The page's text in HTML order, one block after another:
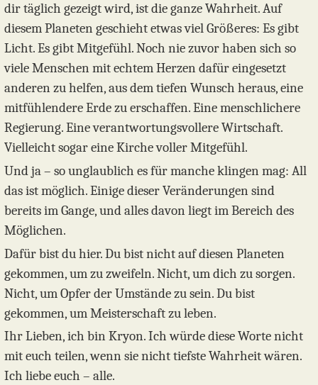
dir täglich gezeigt wird, ist die ganze Wahrheit. Auf
diesem Planeten geschieht etwas viel Größeres: Es gibt
Licht. Es gibt Mitgefühl. Noch nie zuvor haben sich so
viele Menschen mit echtem Herzen dafür eingesetzt
anderen zu helfen, aus dem tiefen Wunsch heraus, eine
mitfühlendere Erde zu erschaffen. Eine menschlichere
Regierung. Eine verantwortungsvollere Wirtschaft.
Vielleicht sogar eine Kirche voller Mitgefühl.
Und ja – so unglaublich es für manche klingen mag: All
das ist möglich. Einige dieser Veränderungen sind
bereits im Gange, und alles davon liegt im Bereich des
Möglichen.
Dafür bist du hier. Du bist nicht auf diesen Planeten
gekommen, um zu zweifeln. Nicht, um dich zu sorgen.
Nicht, um Opfer der Umstände zu sein. Du bist
gekommen, um Meisterschaft zu leben.
Ihr Lieben, ich bin Kryon. Ich würde diese Worte nicht
mit euch teilen, wenn sie nicht tiefste Wahrheit wären.
Ich liebe euch – alle.